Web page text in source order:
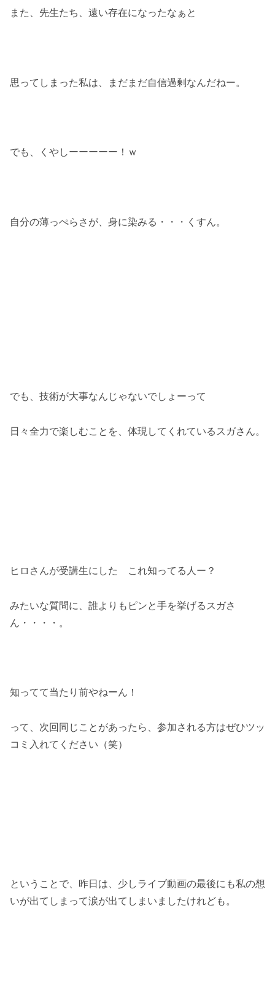
また、先生たち、遠い存在になったなぁと
思ってしまった私は、まだまだ自信過剰なんだねー。
でも、くやしーーーーー！ｗ
自分の薄っぺらさが、身に染みる・・・くすん。
でも、技術が大事なんじゃないでしょーって
日々全力で楽しむことを、体現してくれているスガさん。
ヒロさんが受講生にした これ知ってる人ー？
みたいな質問に、誰よりもピンと手を挙げるスガさ
ん・・・・。
知ってて当たり前やねーん！
って、次回同じことがあったら、参加される方はぜひツッ
コミ入れてください（笑）
ということで、昨日は、少しライブ動画の最後にも私の想
いが出てしまって涙が出てしまいましたけれども。